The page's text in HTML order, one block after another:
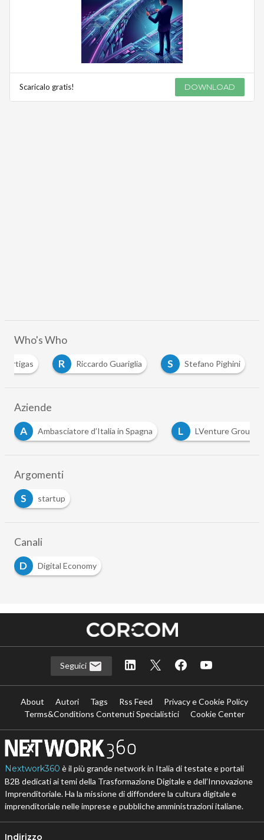
Scaricalo gratis! DOWNLOAD
Who's Who
Artigas R Riccardo Guariglia S Stefano Pighini
Aziende
A
Ambasciatore d’Italia in Spagna L LVenture Group
Argomenti
S
startup
Canali
D
Digital Economy
Seguici
About Autori Tags Rss Feed
Privacy e Cookie Policy
Terms&Conditions Contenuti Specialistici
Cookie Center
Nextwork360 è il più grande network in Italia di testate e portali
B2B dedicati ai temi della Trasformazione Digitale e dell’Innovazione
Imprenditoriale. Ha la missione di diffondere la cultura digitale e
imprenditoriale nelle imprese e pubbliche amministrazioni italiane.
Indirizzo